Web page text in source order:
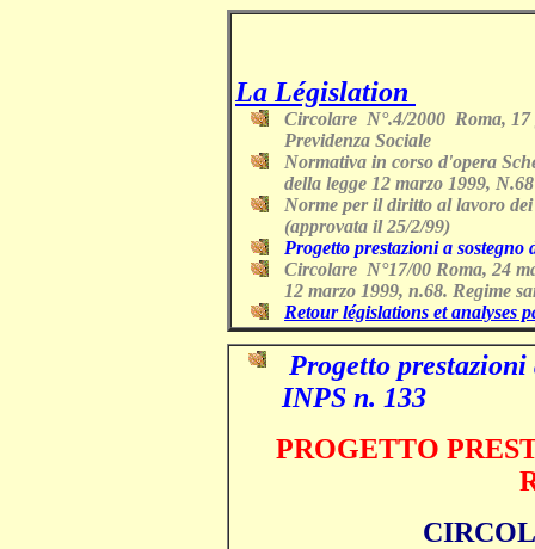
La Législation
Circolare N°.4/2000 Roma,
Previdenza Sociale
Normativa in corso d'opera
della legge 12 marzo 1999, N.68
Norme per il diritto al lavoro
(approvata il 25/2/99)
Progetto prestazioni a sostegno
Circolare N°17/00 Roma, 24
12 marzo 1999, n.68. Regime
Retour législations et analyses
.
Progetto
INPS n. 133
PROGETTO